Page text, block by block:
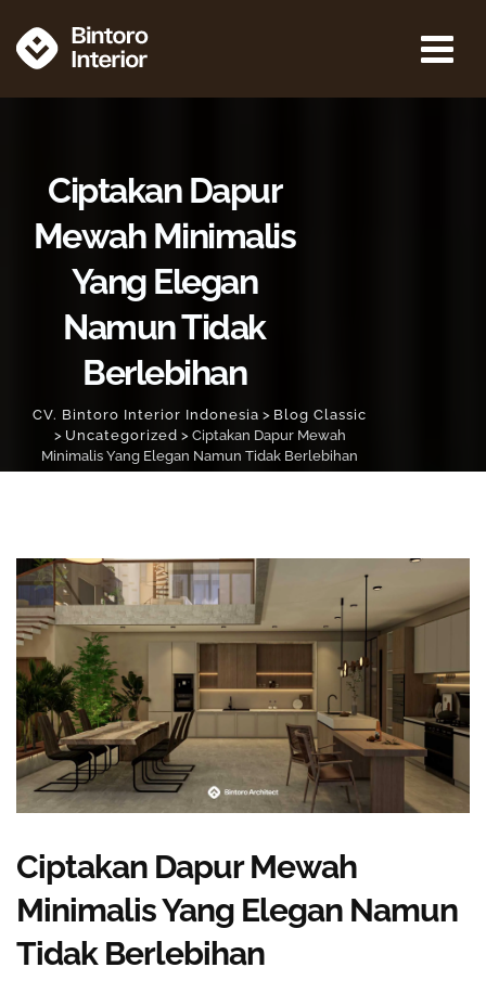
Ciptakan Dapur
Mewah Minimalis
Yang Elegan
Namun Tidak
Berlebihan
CV. Bintoro Interior Indonesia > Blog Classic
> Uncategorized > Ciptakan Dapur Mewah
Minimalis Yang Elegan Namun Tidak Berlebihan
Ciptakan Dapur Mewah
Minimalis Yang Elegan Namun
Tidak Berlebihan